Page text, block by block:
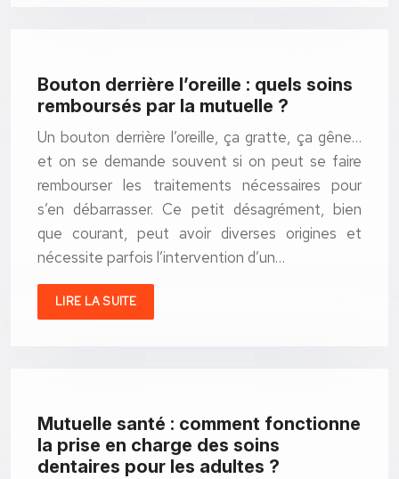
Bouton derrière l’oreille : quels soins
remboursés par la mutuelle ?
Un bouton derrière l’oreille, ça gratte, ça gêne…
et on se demande souvent si on peut se faire
rembourser les traitements nécessaires pour
s’en débarrasser. Ce petit désagrément, bien
que courant, peut avoir diverses origines et
nécessite parfois l’intervention d’un…
LIRE LA SUITE
Mutuelle santé : comment fonctionne
la prise en charge des soins
dentaires pour les adultes ?